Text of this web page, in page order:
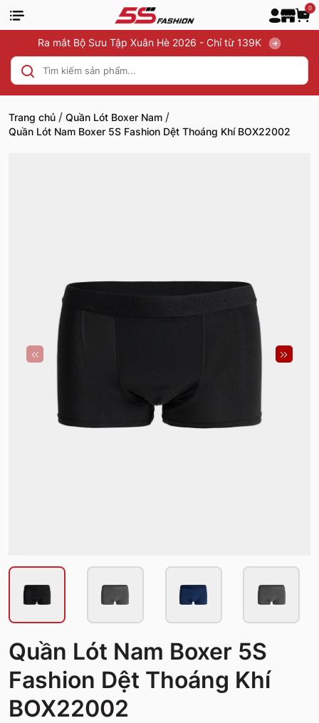
0
Ra mắt Bộ Sưu Tập Xuân Hè 2026 - Chỉ từ 139K
Trang chủ / Quần Lót Boxer Nam /
Quần Lót Nam Boxer 5S Fashion Dệt Thoáng Khí BOX22002
Quần Lót Nam Boxer 5S
Fashion Dệt Thoáng Khí
BOX22002